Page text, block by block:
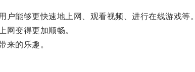
能够更快速地上网、观看视频、进行在线游戏等。
变得更加顺畅。
的乐趣。